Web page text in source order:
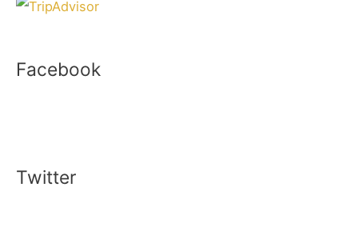
Facebook
Twitter